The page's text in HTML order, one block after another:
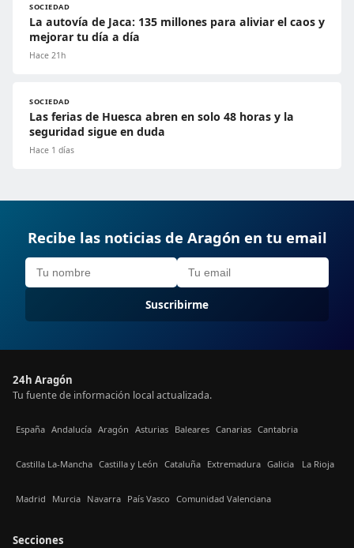
SOCIEDAD
La autovía de Jaca: 135 millones para aliviar el caos y
mejorar tu día a día
Hace 21h
SOCIEDAD
Las ferias de Huesca abren en solo 48 horas y la
seguridad sigue en duda
Hace 1 días
Recibe las noticias de Aragón en tu email
Suscribirme
24h Aragón
Tu fuente de información local actualizada.
España Andalucía Aragón Asturias Baleares Canarias Cantabria
Castilla La-Mancha Castilla y León Cataluña Extremadura Galicia La Rioja
Madrid Murcia Navarra País Vasco Comunidad Valenciana
Secciones